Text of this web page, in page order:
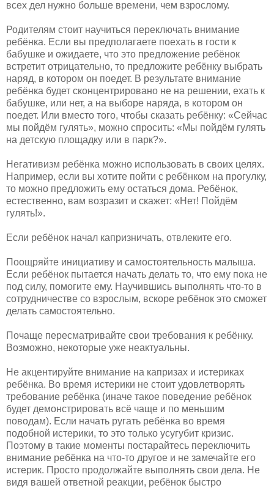
всех дел нужно больше времени, чем взрослому.
Родителям стоит научиться переключать внимание
ребёнка. Если вы предполагаете поехать в гости к
бабушке и ожидаете, что это предложение ребёнок
встретит отрицательно, то предложите ребёнку выбрать
наряд, в котором он поедет. В результате внимание
ребёнка будет сконцентрировано не на решении, ехать к
бабушке, или нет, а на выборе наряда, в котором он
поедет. Или вместо того, чтобы сказать ребёнку: «Сейчас
мы пойдём гулять», можно спросить: «Мы пойдём гулять
на детскую площадку или в парк?».
Негативизм ребёнка можно использовать в своих целях.
Например, если вы хотите пойти с ребёнком на прогулку,
то можно предложить ему остаться дома. Ребёнок,
естественно, вам возразит и скажет: «Нет! Пойдём
гулять!».
Если ребёнок начал капризничать, отвлеките его.
Поощряйте инициативу и самостоятельность малыша.
Если ребёнок пытается начать делать то, что ему пока не
под силу, помогите ему. Научившись выполнять что-то в
сотрудничестве со взрослым, вскоре ребёнок это сможет
делать самостоятельно.
Почаще пересматривайте свои требования к ребёнку.
Возможно, некоторые уже неактуальны.
Не акцентируйте внимание на капризах и истериках
ребёнка. Во время истерики не стоит удовлетворять
требование ребёнка (иначе такое поведение ребёнок
будет демонстрировать всё чаще и по меньшим
поводам). Если начать ругать ребёнка во время
подобной истерики, то это только усугубит кризис.
Поэтому в такие моменты постарайтесь переключить
внимание ребёнка на что-то другое и не замечайте его
истерик. Просто продолжайте выполнять свои дела. Не
видя вашей ответной реакции, ребёнок быстро